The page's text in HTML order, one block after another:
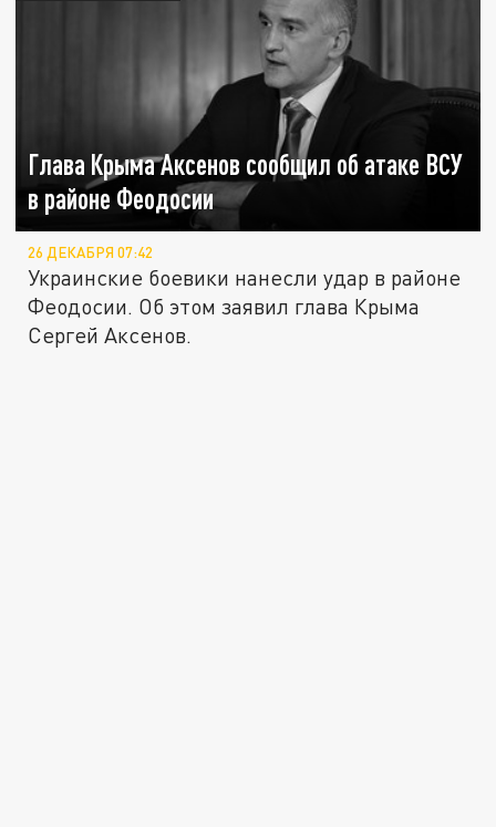
Глава Крыма Аксенов сообщил об атаке ВСУ
в районе Феодосии
26 ДЕКАБРЯ 07:42
Украинские боевики нанесли удар в районе
Феодосии. Об этом заявил глава Крыма
Сергей Аксенов.